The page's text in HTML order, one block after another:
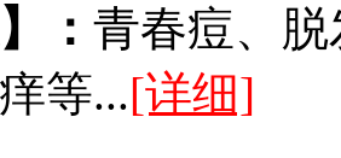
： 青春痘、
等...[详细]